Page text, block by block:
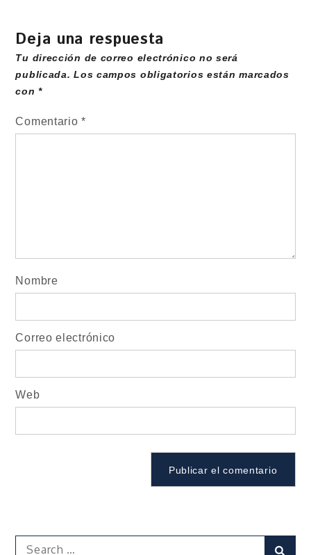
Deja una respuesta
Tu dirección de correo electrónico no será
publicada. Los campos obligatorios están marcados
con*
Comentario*
Nombre
Correo electrónico
Web
Search